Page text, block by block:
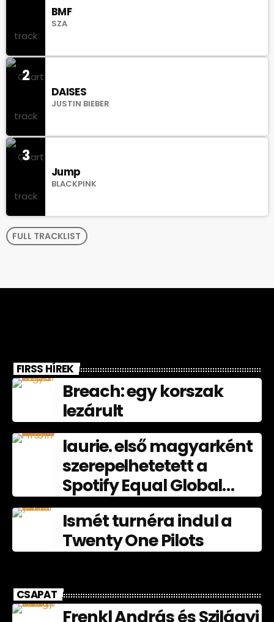
BMF
SZA
2
DAISES
JUSTIN BIEBER
3
Jump
BLACKPINK
FULL TRACKLIST
FIRSS HÍREK
Breach: egy korszak
lezárult
laurie. első magyarként
szerepelhetetett a
Spotify Equal Global
nagyköveteként
júliusban
Ismét turnéra indul a
Twenty One Pilots
CSAPAT
Frenkl András és Szilágyi